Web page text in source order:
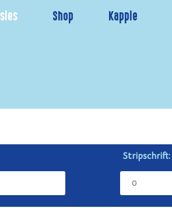
Shop Kappie
Stripschrift: